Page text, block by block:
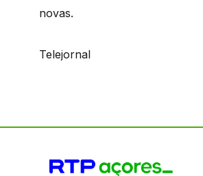
novas.
Telejornal